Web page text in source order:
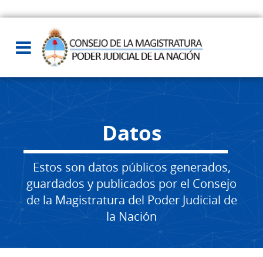
Datos
Estos son datos públicos generados,
guardados y publicados por el Consejo
de la Magistratura del Poder Judicial de
la Nación